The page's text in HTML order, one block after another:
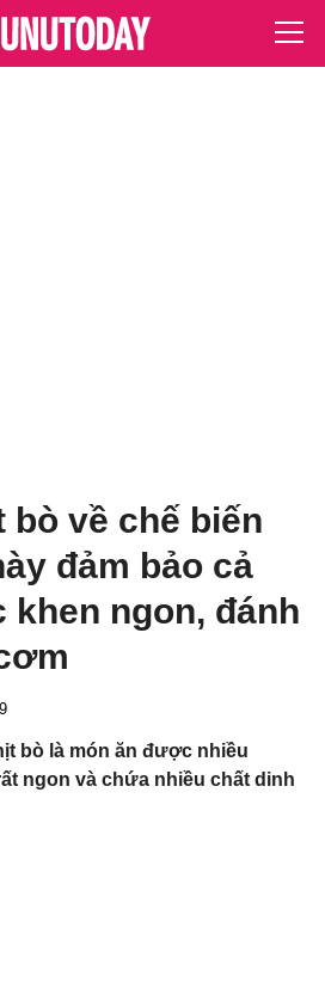
bò về chế biến
đảm bảo cả
khen ngon, đánh
bò là món ăn được nhiều
ngon và chứa nhiều chất dinh